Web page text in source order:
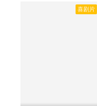
喜剧片